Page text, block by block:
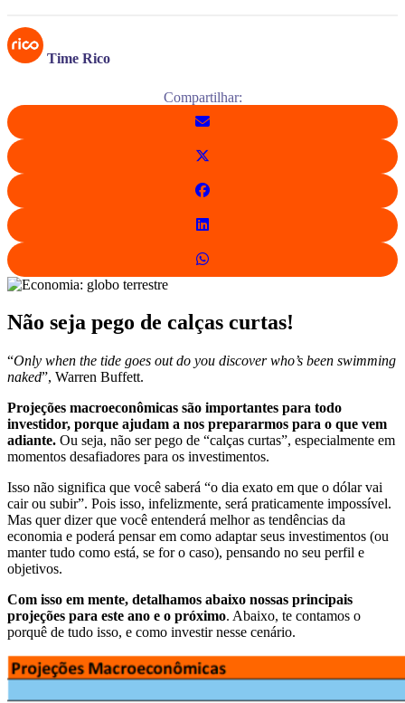
Time Rico
Compartilhar:
Não seja pego de calças curtas!
“Only when the tide goes out do you discover who’s been swimming
naked”, Warren Buffett.
Projeções macroeconômicas são importantes para todo
investidor, porque ajudam a nos prepararmos para o que vem
adiante. Ou seja, não ser pego de “calças curtas”, especialmente em
momentos desafiadores para os investimentos.
Isso não significa que você saberá “o dia exato em que o dólar vai
cair ou subir”. Pois isso, infelizmente, será praticamente impossível.
Mas quer dizer que você entenderá melhor as tendências da
economia e poderá pensar em como adaptar seus investimentos (ou
manter tudo como está, se for o caso), pensando no seu perfil e
objetivos.
Com isso em mente, detalhamos abaixo nossas principais
projeções para este ano e o próximo. Abaixo, te contamos o
porquê de tudo isso, e como investir nesse cenário.